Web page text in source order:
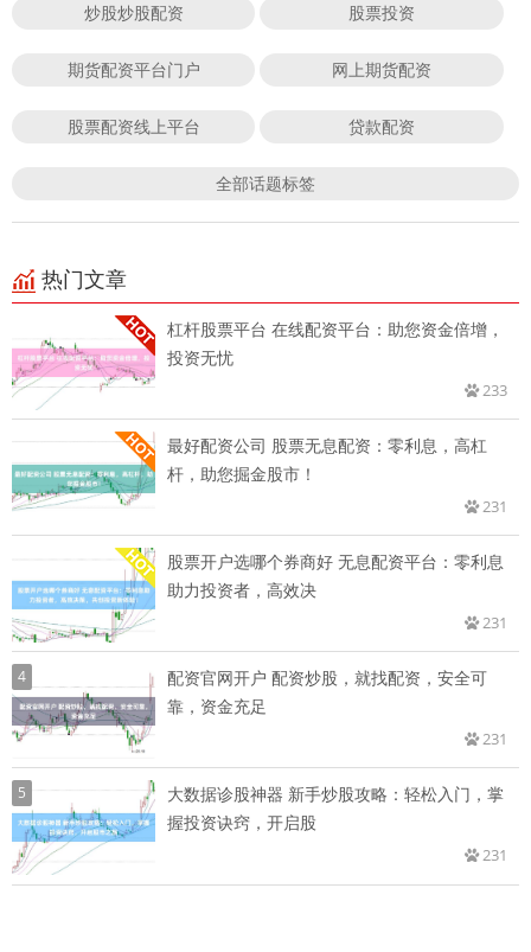
炒股炒股配资 股票投资
期货配资平台门户 网上期货配资
股票配资线上平台 贷款配资
全部话题标签
热门文章
杠杆股票平台 在线配资平台：助您资金倍增，
投资无忧
233
最好配资公司 股票无息配资：零利息，高杠
杆，助您掘金股市！
231
股票开户选哪个券商好 无息配资平台：零利息
助力投资者，高效决
231
4
配资官网开户 配资炒股，就找配资，安全可
靠，资金充足
231
5
大数据诊股神器 新手炒股攻略：轻松入门，掌
握投资诀窍，开启股
231